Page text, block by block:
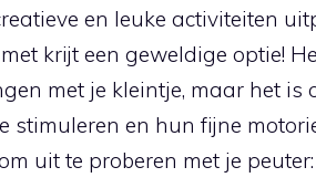
en leuke activiteiten
krijt een geweldige optie!
met je kleintje, maar het
stimuleren en hun fijne
uit te proberen met je peuter: